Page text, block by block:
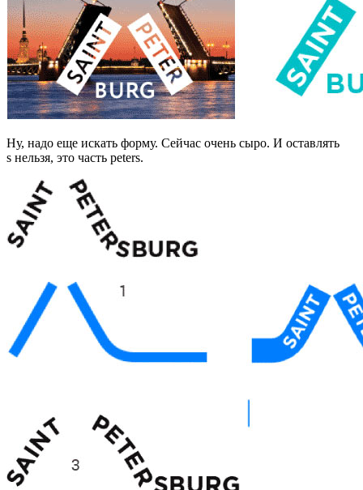
Ну, надо еще искать форму. Сейчас очень сыро. И оставлять
s нельзя, это часть peters.